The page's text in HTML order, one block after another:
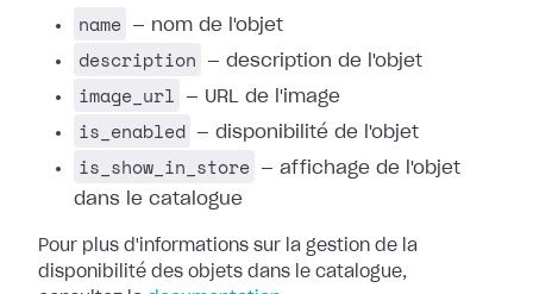
name — nom de l'objet
description — description de l'objet
image_url — URL de l'image
is_enabled — disponibilité de l'objet
is_show_in_store
— affichage de l'objet
dans le catalogue
Pour plus d'informations sur la gestion de la
disponibilité des objets dans le catalogue,